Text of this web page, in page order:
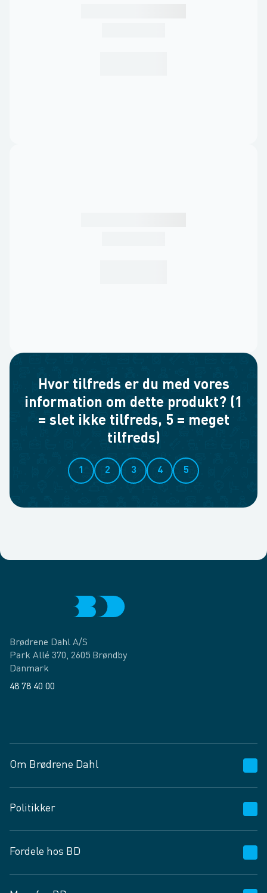
Hvor tilfreds er du med vores
information om dette produkt? (1
= slet ikke tilfreds, 5 = meget
tilfreds)
1 2 3 4 5
Brødrene Dahl A/S
Park Allé 370, 2605 Brøndby
Danmark
48 78 40 00
Om Brødrene Dahl
Vagttelefon 30 10 89 89
Spørgsmål og svar
Job og karriere
Fødevarekontrolrapport
Politikker
Privatlivspolitik
Cookies
Fordele hos BD